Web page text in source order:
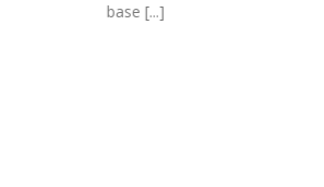
base [...]